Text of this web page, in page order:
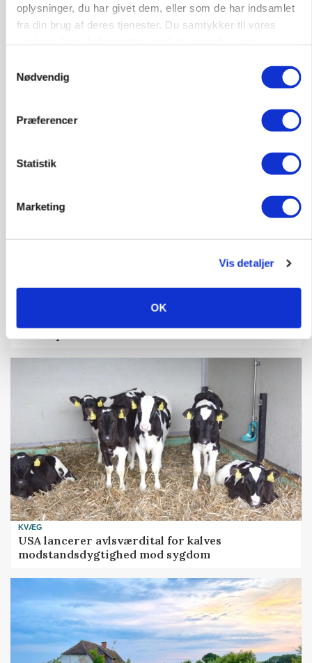
oplysninger, du har givet dem, eller som de har indsamlet
fra din brug af deres tjenester. Du samtykker til vores
Nødvendig
Præferencer
Statistik
Marketing
Vis detaljer
OK
POLITIK
»Som at få Mona Lisa som nabo«: -
Jernbaneregler er forældede og bør laves om,
KVÆG
USA lancerer avlsværdital for kalves
modstandsdygtighed mod sygdom